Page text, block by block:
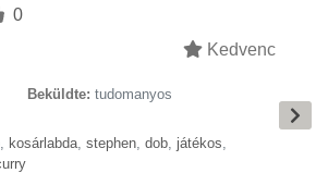
0
Kedvenc
Beküldte: tudomanyos
, kosárlabda, stephen, dob, játékos,